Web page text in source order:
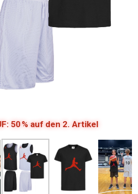
50 % auf den 2. Artikel